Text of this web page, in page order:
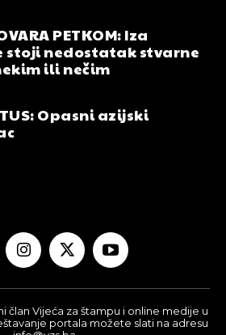
PETKOM: Iza
stoji nedostatak stvarne
ili nečim
Opasni azijski
član Vijeća za štampu i online medije u
portala možete slati na adresu